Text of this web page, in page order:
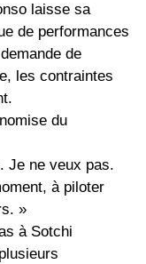
laisse sa
de performances
de
les contraintes
du
Je ne veux pas.
à piloter
»
à Sotchi